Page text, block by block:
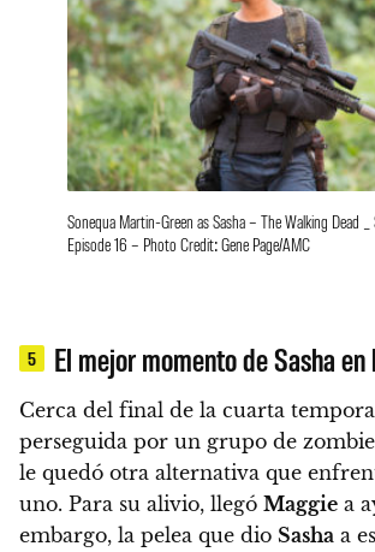
Sonequa Martin-Green as Sasha – The Walking Dead _
Episode 16 – Photo Credit: Gene Page/AMC
5 El mejor momento de Sasha
Cerca del final de la cuarta
perseguida por un grupo de
le quedó otra alternativa que
uno. Para su alivio, llegó Maggie a
embargo, la pelea que dio Sasha a